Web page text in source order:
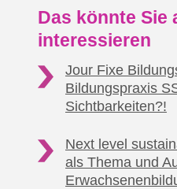
Das könnte Sie
interessieren
Jour Fixe
Bildungspraxis
Sichtbarkeiten?!
Next level
als Thema und